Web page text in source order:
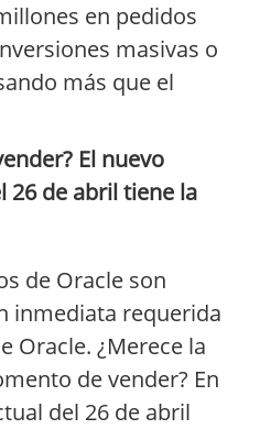
en pedidos
masivas o
más que el
El nuevo
26 de abril tiene la
de Oracle son
inmediata requerida
Oracle. ¿Merece la
de vender? En
del 26 de abril